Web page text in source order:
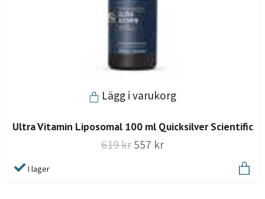
Lägg i varukorg
Ultra Vitamin Liposomal 100 ml Quicksilver Scientific
619 kr 557 kr
I lager